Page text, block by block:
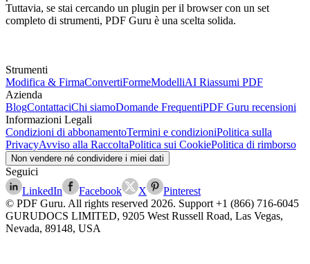
Tuttavia, se stai cercando un plugin per il browser con un set
completo di strumenti, PDF Guru è una scelta solida.
Strumenti
Modifica & FirmaConvertiFormeModelliAI Riassumi PDF
Azienda
BlogContattaciChi siamoDomande FrequentiPDF Guru recensioni
Informazioni Legali
Condizioni di abbonamentoTermini e condizioniPolitica sulla
PrivacyAvviso alla RaccoltaPolitica sui CookiePolitica di rimborso
Non vendere né condividere i miei dati
Seguici
LinkedIn
Facebook X
Pinterest
© PDF Guru. All rights reserved 2026. Support +1 (866) 716-6045
GURUDOCS LIMITED, 9205 West Russell Road, Las Vegas,
Nevada, 89148, USA